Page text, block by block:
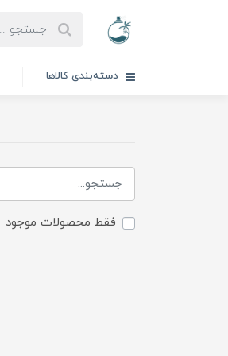
دسته‌بندی کالاها
فقط محصولات موجود